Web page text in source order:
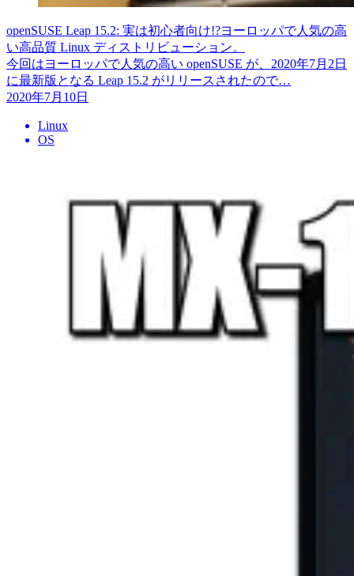
openSUSE Leap 15.2: 実は初心者向け!?ヨーロッパで人気の高
い高品質 Linux ディストリビューション。
今回はヨーロッパで人気の高い openSUSE が、2020年7月2日
に最新版となる Leap 15.2 がリリースされたので…
2020年7月10日
Linux
OS